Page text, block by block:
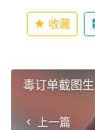
收藏
毒订单截图
上一篇